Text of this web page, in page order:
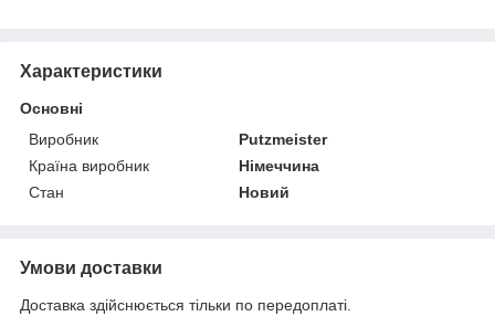
Характеристики
Основні
Виробник
Putzmeister
Країна виробник
Німеччина
Стан
Новий
Умови доставки
Доставка здійснюється тільки по передоплаті.